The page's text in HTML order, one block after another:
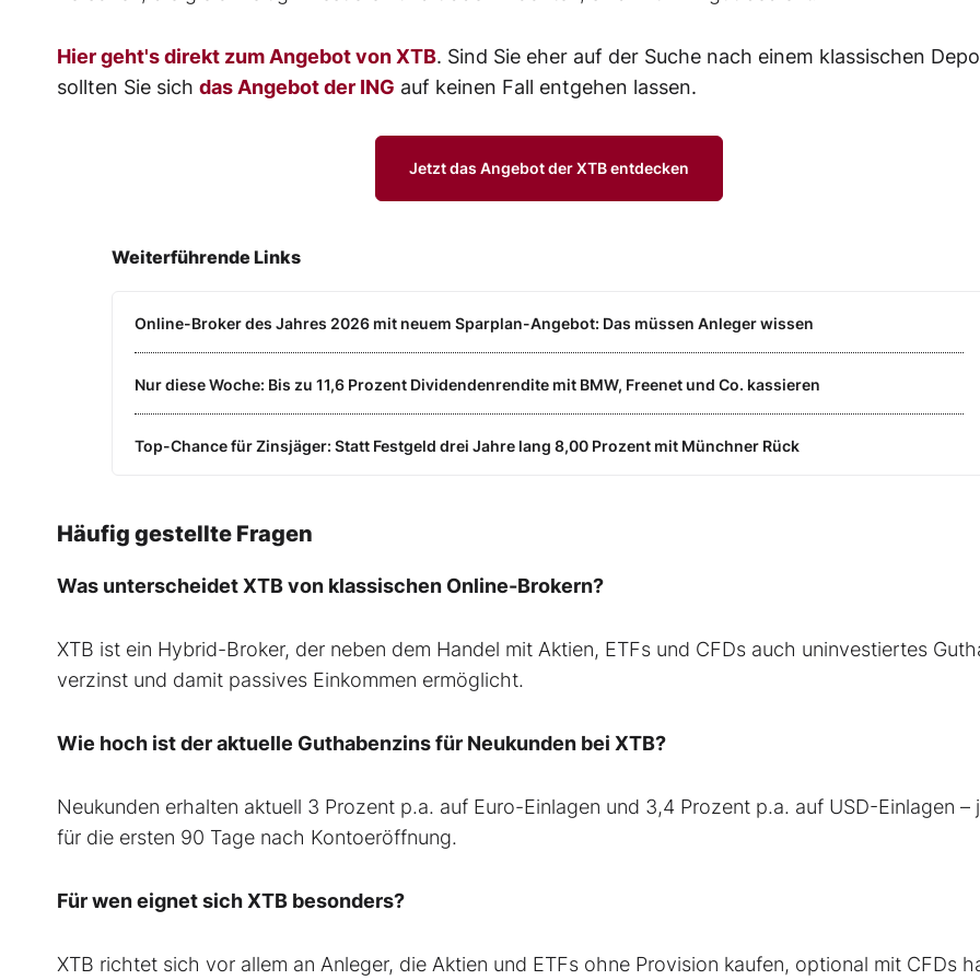
Hier geht's direkt zum Angebot von XTB. Sind Sie eher auf der Suche nach einem klassischen
sollten Sie sich das Angebot der ING auf keinen Fall entgehen lassen.
Jetzt das Angebot der XTB entdecken
Weiterführende Links
Online-Broker des Jahres 2026 mit neuem Sparplan-Angebot: Das müssen Anleger wissen
Nur diese Woche: Bis zu 11,6 Prozent Dividendenrendite mit BMW, Freenet und Co. kassieren
Top-Chance für Zinsjäger: Statt Festgeld drei Jahre lang 8,00 Prozent mit Münchner Rück
Häufig gestellte Fragen
Was unterscheidet XTB von klassischen Online-Brokern?
XTB ist ein Hybrid-Broker, der neben dem Handel mit Aktien, ETFs und CFDs auch uninvestiertes
verzinst und damit passives Einkommen ermöglicht.
Wie hoch ist der aktuelle Guthabenzins für Neukunden bei XTB?
Neukunden erhalten aktuell 3 Prozent p.a. auf Euro-Einlagen und 3,4 Prozent p.a. auf USD-Einlagen –
für die ersten 90 Tage nach Kontoeröffnung.
Für wen eignet sich XTB besonders?
XTB richtet sich vor allem an Anleger, die Aktien und ETFs ohne Provision kaufen, optional mit CFDs